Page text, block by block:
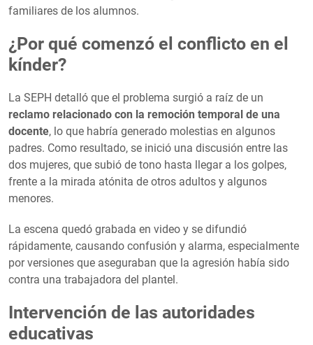
familiares de los alumnos.
¿Por qué comenzó el conflicto en el
kínder?
La SEPH detalló que el problema surgió a raíz de un
reclamo relacionado con la remoción temporal de una
docente, lo que habría generado molestias en algunos
padres. Como resultado, se inició una discusión entre las
dos mujeres, que subió de tono hasta llegar a los golpes,
frente a la mirada atónita de otros adultos y algunos
menores.
La escena quedó grabada en video y se difundió
rápidamente, causando confusión y alarma, especialmente
por versiones que aseguraban que la agresión había sido
contra una trabajadora del plantel.
Intervención de las autoridades
educativas